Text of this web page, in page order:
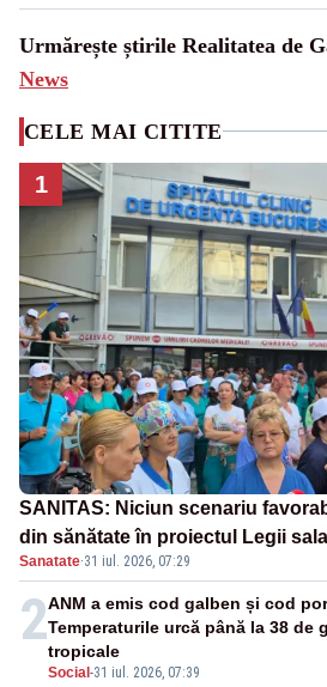
Urmărește știrile Realitatea de
News
CELE MAI CITITE
1
SANITAS: Niciun scenariu
din sănătate în proiectul Legii
Sanatate·31 iul. 2026, 07:29
2
Social -31 iul. 2026, 07:39
ANM a emis cod galben și cod
Temperaturile urcă până la 38 de
tropicale